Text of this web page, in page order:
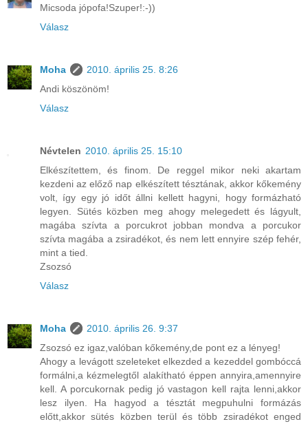
Micsoda jópofa!Szuper!:-))
Válasz
Moha
2010. április 25. 8:26
Andi köszönöm!
Válasz
Névtelen 2010. április 25. 15:10
Elkészítettem, és finom. De reggel mikor neki akartam
kezdeni az előző nap elkészített tésztának, akkor kőkemény
volt, így egy jó időt állni kellett hagyni, hogy formázható
legyen. Sütés közben meg ahogy melegedett és lágyult,
magába szívta a porcukrot jobban mondva a porcukor
szívta magába a zsiradékot, és nem lett ennyire szép fehér,
mint a tied.
Zsozsó
Válasz
Moha
2010. április 26. 9:37
Zsozsó ez igaz,valóban kőkemény,de pont ez a lényeg!
Ahogy a levágott szeleteket elkezded a kezeddel gombóccá
formálni,a kézmelegtől alakítható éppen annyira,amennyire
kell. A porcukornak pedig jó vastagon kell rajta lenni,akkor
lesz ilyen. Ha hagyod a tésztát megpuhulni formázás
előtt,akkor sütés közben terül és több zsiradékot enged